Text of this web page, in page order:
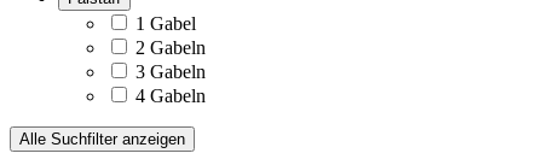
1 Gabel
2 Gabeln
3 Gabeln
4 Gabeln
Alle Suchfilter anzeigen